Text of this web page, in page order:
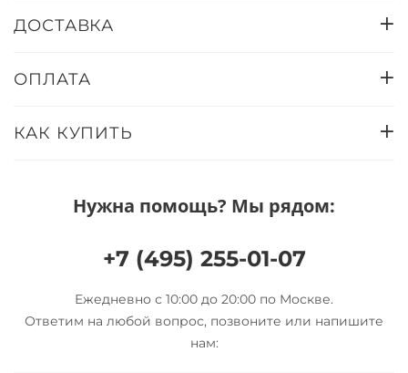
ДОСТАВКА
ОПЛАТА
КАК КУПИТЬ
Нужна помощь? Мы рядом:
+7 (495) 255-01-07
Ежедневно с 10:00 до 20:00 по Москве.
Ответим на любой вопрос, позвоните или напишите
нам: